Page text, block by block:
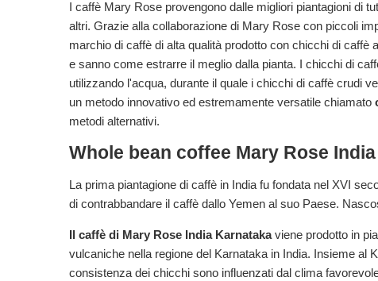
I caffè Mary Rose provengono dalle migliori piantagioni di
altri. Grazie alla collaborazione di Mary Rose con piccoli
marchio di caffè di alta qualità prodotto con chicchi di
e sanno come estrarre il meglio dalla pianta. I chicchi di
utilizzando l'acqua, durante il quale i chicchi di caffè crudi
un metodo innovativo ed estremamente versatile chiamato
metodi alternativi.
Whole bean coffee Mary Rose
La prima piantagione di caffè in India fu fondata nel XVI
di contrabbandare il caffè dallo Yemen al suo Paese.
Il caffè di Mary Rose India Karnatakaviene prodotto in
vulcaniche nella regione del Karnataka in India. Insieme al
consistenza dei chicchi sono influenzati dal clima